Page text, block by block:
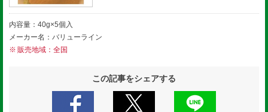
内容量：40g×5個入
メーカー名：バリューライン
販売地域：全国
この記事をシェアする